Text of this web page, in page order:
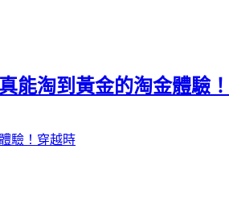
能淘到黃金的淘金體驗